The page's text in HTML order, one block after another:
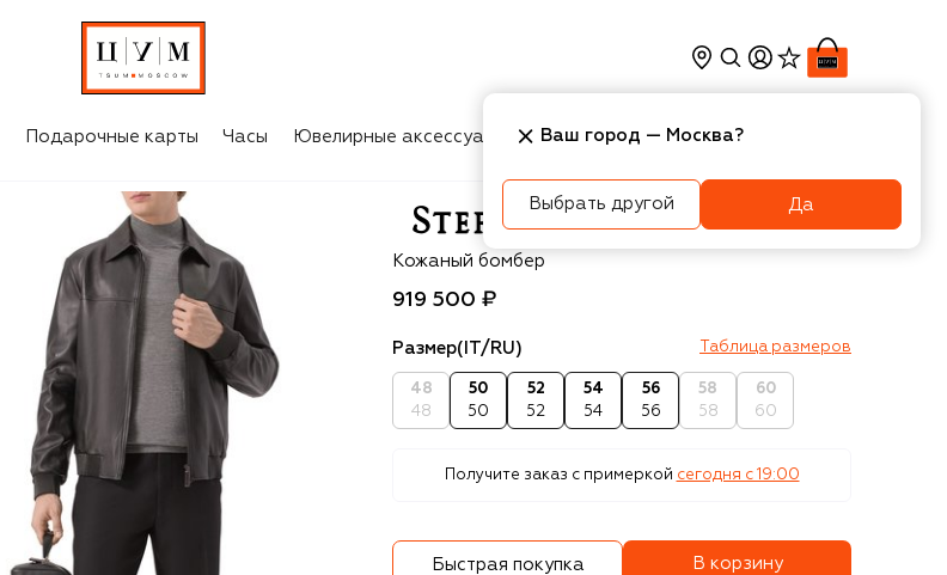
Подарочные карты Часы Ювелирные аксессуары Косметика Интерьер
Stefano Ricci
Кожаный бомбер
919 500 ₽
Размер(IT/RU) Таблица размеров
48
48
50
50
52
52
54
54
56
56
58
58
60
60
Получите заказ с примеркой сегодня c 19:00
Быстрая покупка В корзину
Ваш город — Москва?
Выбрать другой Да